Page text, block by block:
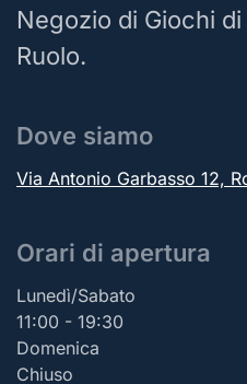
Negozio di Giochi
Ruolo.
Dove siamo
Via Antonio Garbasso 12,
Orari di apertura
Lunedì/Sabato
11:00 - 19:30
Domenica
Chiuso